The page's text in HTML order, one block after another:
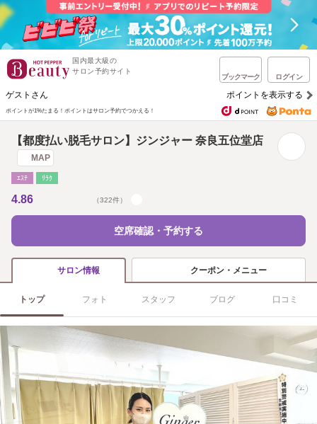
国内最大級の
サロン予約サイト
ブックマーク ログイン
ゲストさん ポイントを表示する
ポイントが1%たまる！ ポイントはサロン予約でつかえる！
【都度払い脱毛サロン】ジンジャー 奈良五位堂店
MAP
ｴｽﾃ ﾘﾗｸ
4.86 （322件）
空席確認・予約する
サロン情報 クーポン・メニュー
トップ フォト スタッフ ブログ 口コミ